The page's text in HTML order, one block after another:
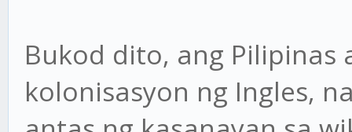
Bukod dito, ang Pilipinas
kolonisasyon ng Ingles,